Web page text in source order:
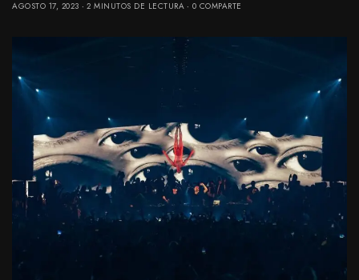
AGOSTO 17, 2023 2 MINUTOS DE LECTURA 0 COMPARTE